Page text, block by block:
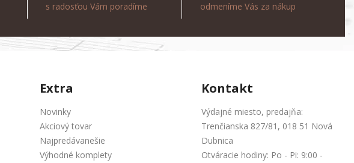
s radosťou Vám poradíme odmeníme Vás za nákup
Extra
Novinky
Akciový tovar
Najpredávanešie
Výhodné komplety
Kontakt
Výdajné miesto, predajňa:
Trenčianska 827/81, 018 51 Nová
Dubnica
Otváracie hodiny: Po - Pi: 9:00 -